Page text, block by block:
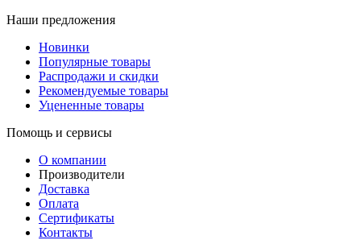
Наши предложения
Новинки
Популярные товары
Распродажи и скидки
Рекомендуемые товары
Уцененные товары
Помощь и сервисы
О компании
Производители
Доставка
Оплата
Сертификаты
Контакты